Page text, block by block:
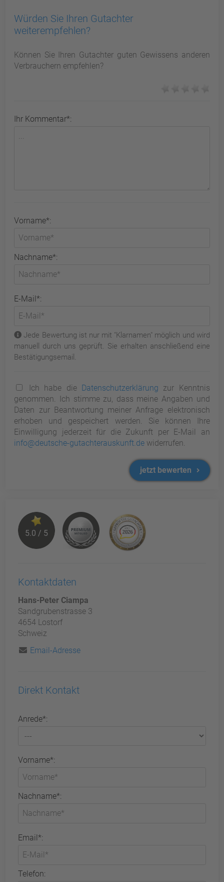
Würden Sie Ihren Gutachter
weiterempfehlen?
Können Sie Ihren Gutachter guten Gewissens anderen
Verbrauchern empfehlen?
Ihr Kommentar*:
Vorname*:
Nachname*:
E-Mail*:
Jede Bewertung ist nur mit "Klarnamen" möglich und wird
manuell durch uns geprüft. Sie erhalten anschließend eine
Bestätigungsemail.
Ich habe die Datenschutzerklärung zur Kenntnis
genommen. Ich stimme zu, dass meine Angaben und
Daten zur Beantwortung meiner Anfrage elektronisch
erhoben und gespeichert werden. Sie können Ihre
Einwilligung jederzeit für die Zukunft per E-Mail an
info@deutsche-gutachterauskunft.de widerrufen.
jetzt bewerten
5.0 / 5
Kontaktdaten
Hans-Peter Ciampa
Sandgrubenstrasse 3
4654 Lostorf
Schweiz
Email-Adresse
Direkt Kontakt
Anrede*:
Vorname*:
Nachname*:
Email*:
Telefon: